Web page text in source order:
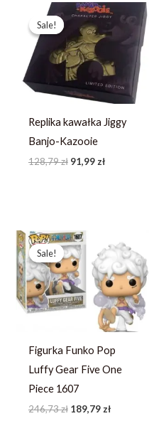
Sale!
Sale!
Replika kawałka Jiggy
Banjo-Kazooie
128,79zł
Pierwotna
cena
wynosiła:
128,79 zł.
91,99 zł
Aktualna
cena
wynosi:
91,99 zł.
Sale!
Sale!
Figurka Funko Pop
Luffy Gear Five One
Piece 1607
246,73zł
Pierwotna
cena
wynosiła:
246,73 zł.
189,79zł
cena
wynosi:
189,79 zł.